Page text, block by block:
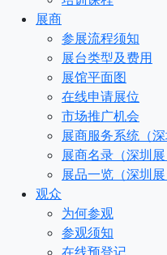
展商
参展流程须知
展台类型及费用
展馆平面图
在线申请展位
市场推广机会
展商服务系统（深
展商名录（深圳展
展品一览（深圳展
观众
为何参观
参观须知
在线预登记